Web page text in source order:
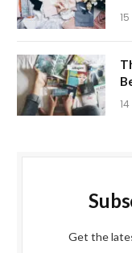
Get the